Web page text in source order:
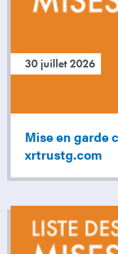
30 juillet 2026
Mise en garde
xrtrustg.com